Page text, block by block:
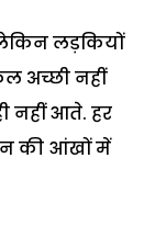
लेकिन लड़कियों
अच्छी नहीं
नहीं आते. हर
की आंखों में